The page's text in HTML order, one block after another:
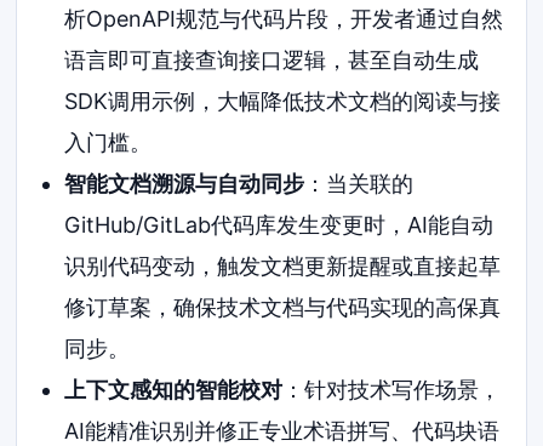
析OpenAPI规范与代码片段，开发者通过自然
语言即可直接查询接口逻辑，甚至自动生成
SDK调用示例，大幅降低技术文档的阅读与接
入门槛。
智能文档溯源与自动同步：当关联的
GitHub/GitLab代码库发生变更时，AI能自动
识别代码变动，触发文档更新提醒或直接起草
修订草案，确保技术文档与代码实现的高保真
同步。
上下文感知的智能校对：针对技术写作场景，
AI能精准识别并修正专业术语拼写、代码块语